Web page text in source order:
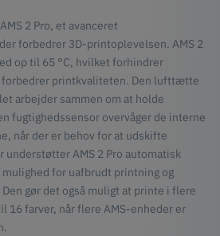
2 Pro, et avanceret
forbedrer 3D-printoplevelsen. AMS 2
op til 65 °C, hvilket forhindrer
printkvaliteten. Den lufttætte
arbejder sammen om at holde
fugtighedssensor overvåger de interne
når der er behov for at udskifte
AMS 2 Pro automatisk
for uafbrudt printning og
gør det også muligt at printe i flere
16 farver, når flere AMS-enheder er